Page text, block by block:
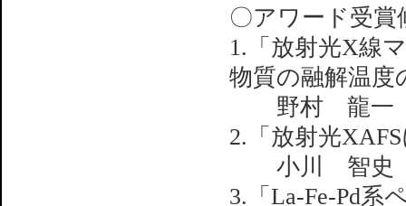
〇アワード受
1.「放射光X線
物質の融解温度
野村 龍一（
2.「放射光
小川 智史（
3.「La-Fe-Pd系